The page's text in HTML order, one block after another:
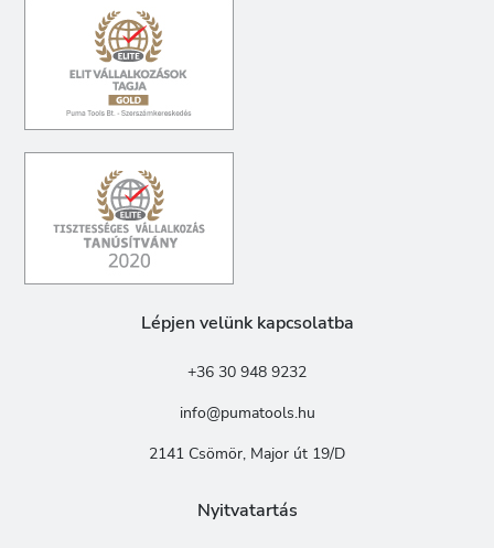
Lépjen velünk kapcsolatba
+36 30 948 9232
info@pumatools.hu
2141 Csömör, Major út 19/D
Nyitvatartás